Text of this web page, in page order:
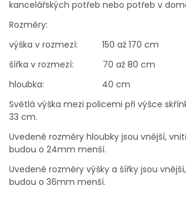
kancelářských potřeb nebo potřeb v
Rozměry:
výška v rozmezí: 150 až 170 cm
šířka v rozmezí: 70 až 80 cm
hloubka: 40 cm
Světlá výška mezi policemi při výšce
33 cm.
Uvedené rozměry hloubky jsou vnější,
budou o 24mm menší.
Uvedené rozměry výšky a šířky jsou
budou o 36mm menší.